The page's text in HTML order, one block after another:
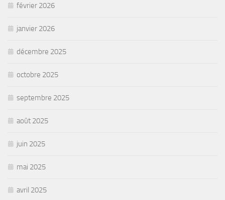
février 2026
janvier 2026
décembre 2025
octobre 2025
septembre 2025
août 2025
juin 2025
mai 2025
avril 2025